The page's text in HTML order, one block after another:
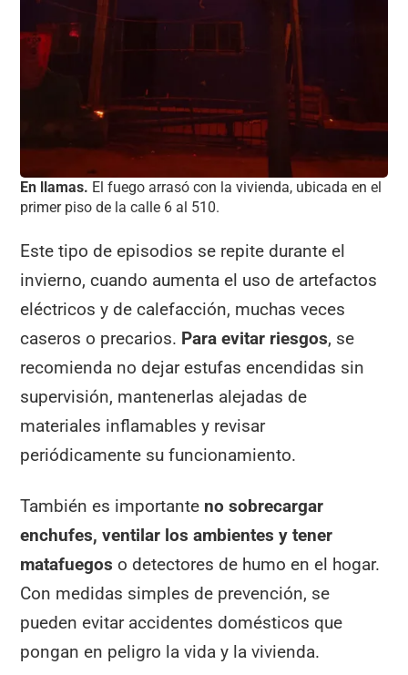
En llamas. El fuego arrasó con la vivienda, ubicada en el
primer piso de la calle 6 al 510.
Este tipo de episodios se repite durante el
invierno, cuando aumenta el uso de artefactos
eléctricos y de calefacción, muchas veces
caseros o precarios. Para evitar riesgos, se
recomienda no dejar estufas encendidas sin
supervisión, mantenerlas alejadas de
materiales inflamables y revisar
periódicamente su funcionamiento.
También es importante no sobrecargar
enchufes, ventilar los ambientes y tener
matafuegos o detectores de humo en el hogar.
Con medidas simples de prevención, se
pueden evitar accidentes domésticos que
pongan en peligro la vida y la vivienda.